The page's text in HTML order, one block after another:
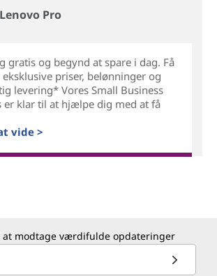
Lenovo Pro
gratis og begynd at spare i dag. Få
priser, belønninger og
levering* Vores Small Business
er klar til at hjælpe dig med at få
vide >
at modtage værdifulde opdateringer